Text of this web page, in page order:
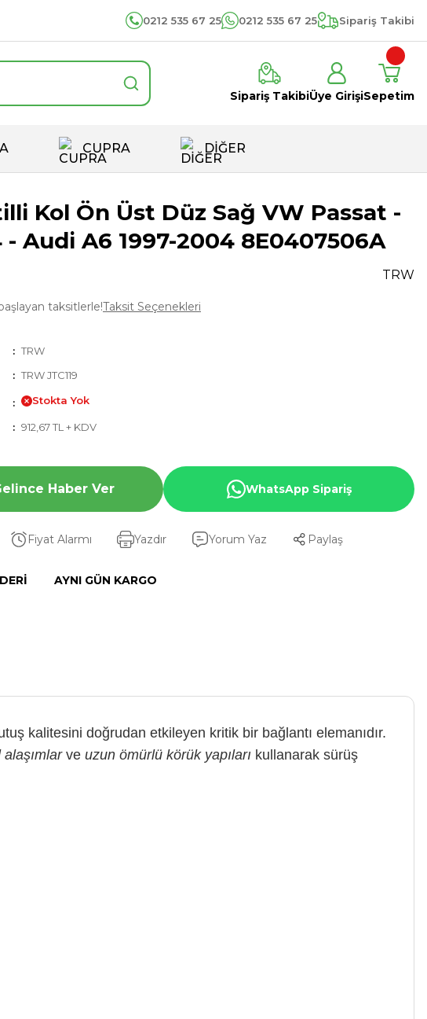
0212 535 67 25 0212 535 67 25 Sipariş Takibi
Sipariş TakibiÜye GirişiSepetim
CUPRA DİĞER
Kol Ön Üst Düz Sağ VW Passat -
Audi A6 1997-2004 8E0407506A
TRW
taksitlerle!Taksit Seçenekleri
TRW
TRW JTC119
Stokta Yok
912,67 TL + KDV
Haber Ver WhatsApp Sipariş
Fiyat Alarmı Yazdır Yorum Yaz Paylaş
AYNI GÜN KARGO
kalitesini doğrudan etkileyen kritik bir bağlantı elemanıdır.
alaşımlarve uzun ömürlü körük yapıları kullanarak sürüş